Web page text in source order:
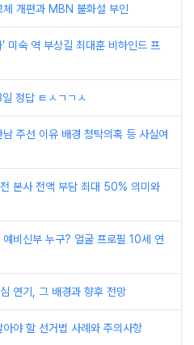
체 개편과 MBN 불화설 부인
미숙 역 부상길 최대훈 비하인드 프
정답 ㅌㅅㄱㄱㅅ
주선 이유 배경 청탁의혹 등 사실여
본사 전액 부담 최대 50% 의미와
예비신부 누구? 얼굴 프로필 10세 연
연기, 그 배경과 향후 전망
야 할 선거법 사례와 주의사항